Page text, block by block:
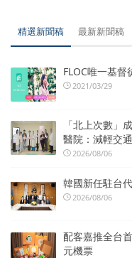
精選新聞稿 最新新聞稿
FLOC唯一基
2021/03/29
「北上次數」
醫院：減輕交
2026/08/06
韓國新任駐台
2026/08/06
配客嘉推全台
元機票